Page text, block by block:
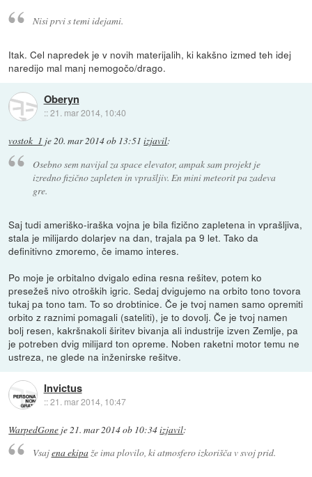
Nisi prvi s temi idejami.
Itak. Cel napredek je v novih materijalih, ki kakšno izmed teh idej
naredijo mal manj nemogočo/drago.
Oberyn
::21. mar 2014, 10:40
vostok_1 je20. mar 2014 ob 13:51 izjavil:
Osebno sem navijal za space elevator, ampak sam projekt je
izredno fizično zapleten in vprašljiv. En mini meteorit pa zadeva
gre.
Saj tudi ameriško-iraška vojna je bila fizično zapletena in vprašljiva,
stala je milijardo dolarjev na dan, trajala pa 9 let. Tako da
definitivno zmoremo, če imamo interes.
Po moje je orbitalno dvigalo edina resna rešitev, potem ko
presežeš nivo otroških igric. Sedaj dvigujemo na orbito tono tovora
tukaj pa tono tam. To so drobtinice. Če je tvoj namen samo opremiti
orbito z raznimi pomagali (sateliti), je to dovolj. Če je tvoj namen
bolj resen, kakršnakoli širitev bivanja ali industrije izven Zemlje, pa
je potreben dvig milijard ton opreme. Noben raketni motor temu ne
ustreza, ne glede na inženirske rešitve.
Invictus
::21. mar 2014, 10:47
WarpedGone je21. mar 2014 ob 10:34izjavil:
Vsajena ekipaže ima plovilo, ki atmosfero izkorišča v svoj prid.